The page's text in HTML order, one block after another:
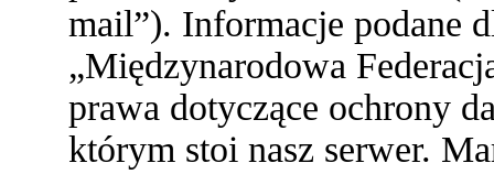
mail”). Informacje podane
„Międzynarodowa
prawa dotyczące ochrony
którym stoi nasz serwer.